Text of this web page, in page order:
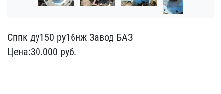
Сппк ду150 ру16нж Завод ​БАЗ
Цена:30.000 руб.